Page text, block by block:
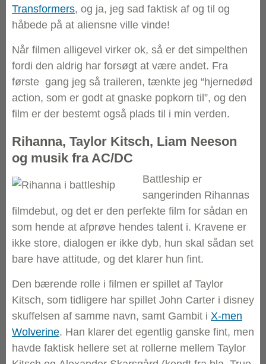
Transformers, og ja, jeg sad faktisk af og til og
håbede på at aliensne ville vinde!
Når filmen alligevel virker ok, så er det simpelthen
fordi den aldrig har forsøgt at være andet. Fra
første gang jeg så traileren, tænkte jeg “hjernedød
action, som er godt at gnaske popkorn til”, og den
film er der bestemt også plads til i min verden.
Rihanna, Taylor Kitsch, Liam Neeson
og musik fra AC/DC
Battleship er
sangerinden Rihannas
filmdebut, og det er den perfekte film for sådan en
som hende at afprøve hendes talent i. Kravene er
ikke store, dialogen er ikke dyb, hun skal sådan set
bare have attitude, og det klarer hun fint.
Den bærende rolle i filmen er spillet af Taylor
Kitsch, som tidligere har spillet John Carter i disney
skuffelsen af samme navn, samt Gambit i X-men
Wolverine. Han klarer det egentlig ganske fint, men
havde faktisk hellere set at rollerne mellem Taylor